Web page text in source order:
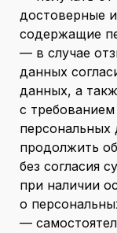
достоверные
содержащие
— в случае
данных
данных, а
с
продолжить
без согласия
при наличии
о
—